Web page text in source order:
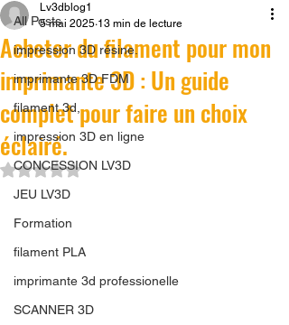
All Posts
impression 3D résine.
imprimante 3D FDM
filament 3d,
impression 3D en ligne
CONCESSION LV3D
JEU LV3D
Formation
filament PLA
imprimante 3d professionelle
SCANNER 3D
Acheter du filament pour mon
imprimante 3D : Un guide
complet pour faire un choix
éclairé.
Lv3dblog1
5 mai 2025 13 min de lecture
Noté NaN étoiles sur 5.